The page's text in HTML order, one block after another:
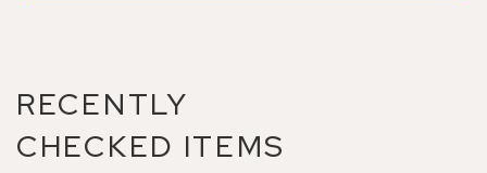
RECENTLY
CHECKED ITEMS